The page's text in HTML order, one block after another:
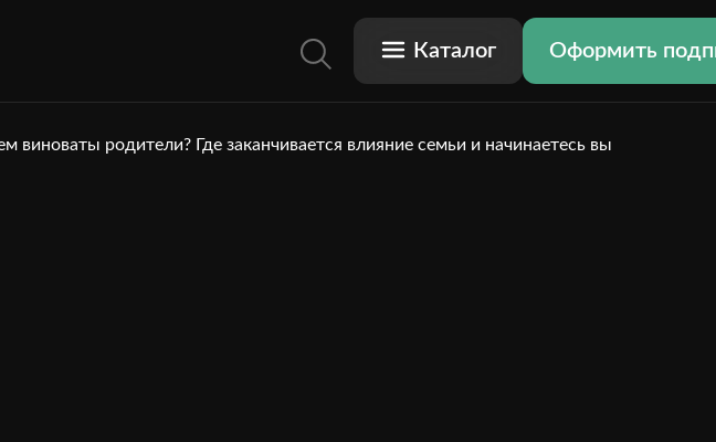
Каталог Оформить
виноваты родители? Где заканчивается влияние семьи и начинаетесь вы